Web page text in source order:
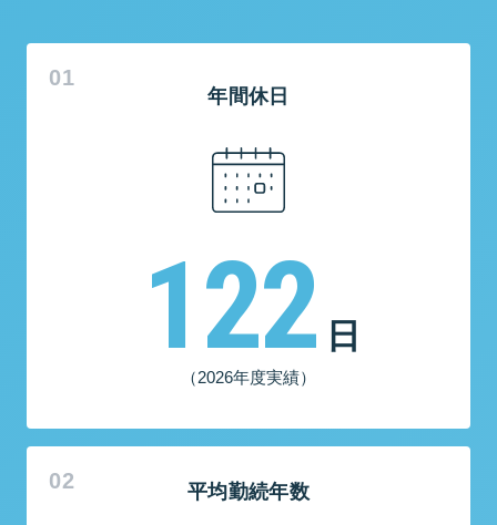
年間休日
122 日
（2026年度実績）
平均勤続年数